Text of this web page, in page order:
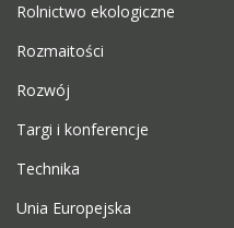
Rolnictwo ekologiczne
Rozmaitości
Rozwój
Targi i konferencje
Technika
Unia Europejska